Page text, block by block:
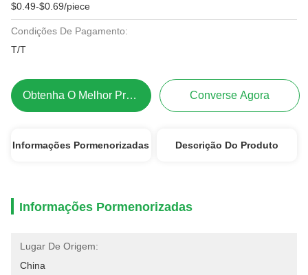
$0.49-$0.69/piece
Condições De Pagamento:
T/T
Obtenha O Melhor Preço Converse Agora
Informações Pormenorizadas Descrição Do Produto
Informações Pormenorizadas
Lugar De Origem:
China